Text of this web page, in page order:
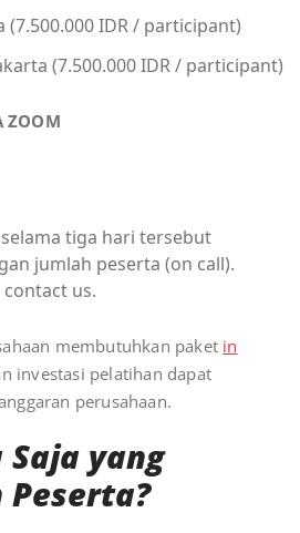
(7.500.000 IDR / participant)
(7.500.000 IDR / participant)
ZOOM
tiga hari tersebut
jumlah peserta (on call).
us.
membutuhkan paket in
investasi pelatihan dapat
perusahaan.
yang